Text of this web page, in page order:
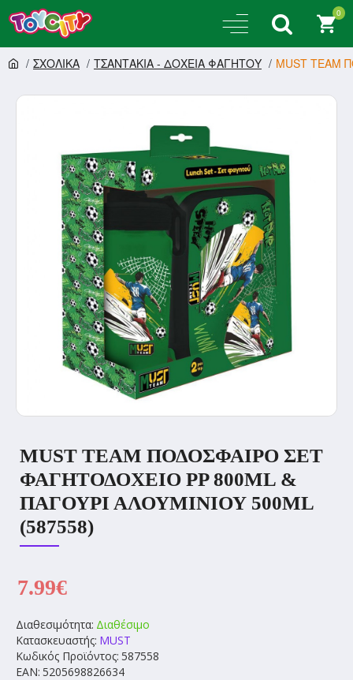
0
ΣΧΟΛΙΚΑ ΤΣΑΝΤΑΚΙΑ - ΔΟΧΕΙΑ ΦΑΓΗΤΟΥ MUST TEAM
MUST TEAM ΠΟΔΟΣΦΑΙΡΟ ΣΕΤ
ΦΑΓΗΤΟΔΟΧΕΙΟ PP 800ML &
ΠΑΓΟΥΡΙ ΑΛΟΥΜΙΝΙΟΥ 500ML
(587558)
Διαθεσιμότητα: Διαθέσιμο
Κατασκευαστής: MUST
Κωδικός Προϊόντος: 587558
EAN: 5205698826634
7.99€